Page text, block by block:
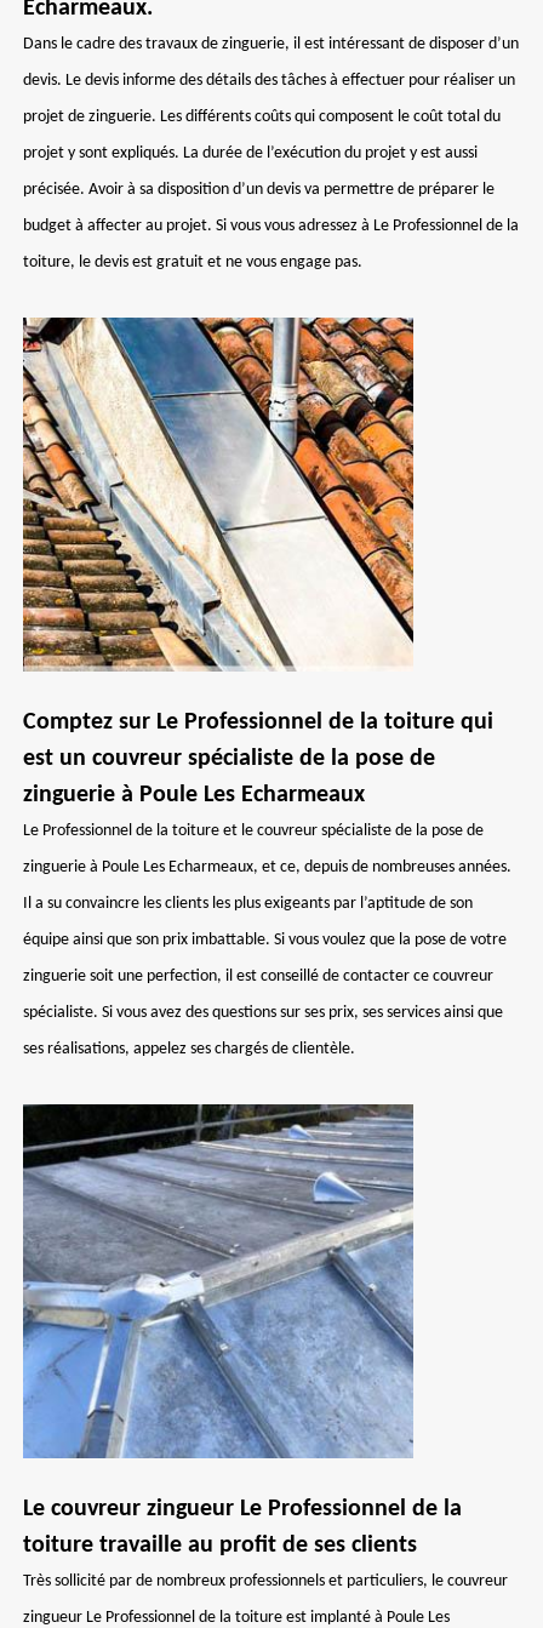
Echarmeaux.
Dans le cadre des travaux de zinguerie, il est intéressant de disposer d’un
devis. Le devis informe des détails des tâches à effectuer pour réaliser un
projet de zinguerie. Les différents coûts qui composent le coût total du
projet y sont expliqués. La durée de l’exécution du projet y est aussi
précisée. Avoir à sa disposition d’un devis va permettre de préparer le
budget à affecter au projet. Si vous vous adressez à Le Professionnel de la
toiture, le devis est gratuit et ne vous engage pas.
Comptez sur Le Professionnel de la toiture qui
est un couvreur spécialiste de la pose de
zinguerie à Poule Les Echarmeaux
Le Professionnel de la toiture et le couvreur spécialiste de la pose de
zinguerie à Poule Les Echarmeaux, et ce, depuis de nombreuses années.
Il a su convaincre les clients les plus exigeants par l’aptitude de son
équipe ainsi que son prix imbattable. Si vous voulez que la pose de votre
zinguerie soit une perfection, il est conseillé de contacter ce couvreur
spécialiste. Si vous avez des questions sur ses prix, ses services ainsi que
ses réalisations, appelez ses chargés de clientèle.
Le couvreur zingueur Le Professionnel de la
toiture travaille au profit de ses clients
Très sollicité par de nombreux professionnels et particuliers, le couvreur
zingueur Le Professionnel de la toiture est implanté à Poule Les